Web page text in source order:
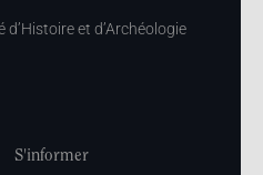
et d’Archéologie
S'informer